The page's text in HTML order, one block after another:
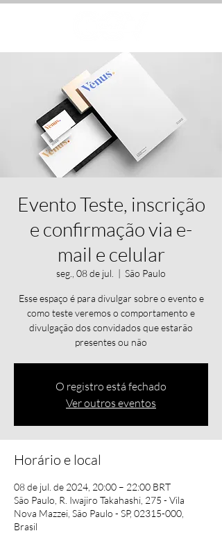
Evento Teste, inscrição
e confirmação via e-
mail e celular
seg., 08 de jul.
  |
São Paulo
Esse espaço é para divulgar sobre o evento e
como teste veremos o comportamento e
divulgação dos convidados que estarão
presentes ou não
O registro está fechado
Ver outros eventos
Horário e local
08 de jul. de 2024, 20:00 – 22:00 BRT
São Paulo, R. Iwajiro Takahashi, 275 - Vila
Nova Mazzei, São Paulo - SP, 02315-000,
Brasil